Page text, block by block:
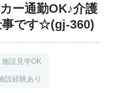
ー通勤OK♪介護
事です☆(gj-360)
施設見学OK
設経験あり